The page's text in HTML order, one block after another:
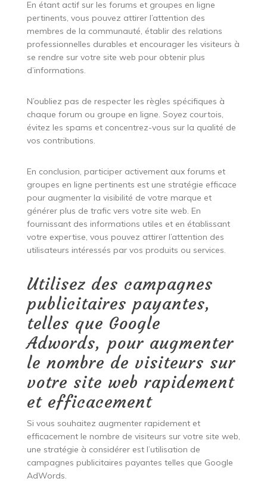
En étant actif sur les forums et groupes en ligne
pertinents, vous pouvez attirer l’attention des
membres de la communauté, établir des relations
professionnelles durables et encourager les visiteurs à
se rendre sur votre site web pour obtenir plus
d’informations.
N’oubliez pas de respecter les règles spécifiques à
chaque forum ou groupe en ligne. Soyez courtois,
évitez les spams et concentrez-vous sur la qualité de
vos contributions.
En conclusion, participer activement aux forums et
groupes en ligne pertinents est une stratégie efficace
pour augmenter la visibilité de votre marque et
générer plus de trafic vers votre site web. En
fournissant des informations utiles et en établissant
votre expertise, vous pouvez attirer l’attention des
utilisateurs intéressés par vos produits ou services.
Utilisez des campagnes
publicitaires payantes,
telles que Google
Adwords, pour augmenter
le nombre de visiteurs sur
votre site web rapidement
et efficacement
Si vous souhaitez augmenter rapidement et
efficacement le nombre de visiteurs sur votre site web,
une stratégie à considérer est l’utilisation de
campagnes publicitaires payantes telles que Google
AdWords.